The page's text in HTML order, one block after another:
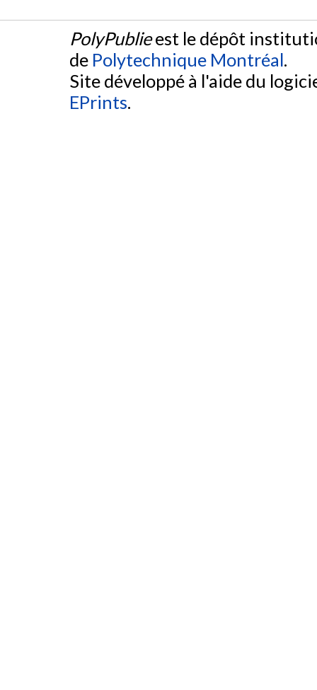
PolyPublieest le dépôt
de Polytechnique Montréal.
Site développé à l'aide du
EPrints.